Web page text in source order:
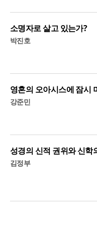
소명자로 살고 있는가?
박진호
영혼의 오아시스에 잠시
강준민
성경의 신적 권위와 신학
김정부